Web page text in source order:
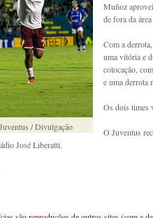
/ Divulgação
Muñoz
de fora da
Com a
uma vitória e
colocação,
e uma derrota
Os dois times
O Juventus
José Liberatti.